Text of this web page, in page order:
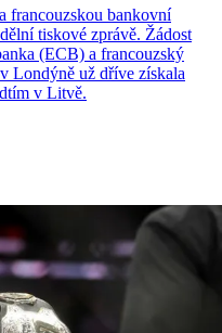
francouzskou bankovní
tiskové zprávě. Žádost
(ECB) a francouzský
Londýně už dříve získala
v Litvě.